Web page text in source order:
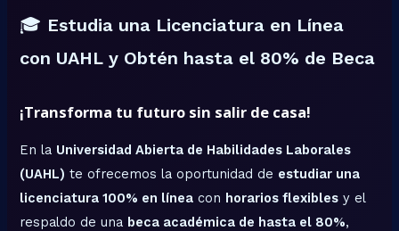
🎓 Estudia una Licenciatura en Línea
con UAHL y Obtén hasta el 80% de Beca
¡Transforma tu futuro sin salir de casa!
En la Universidad Abierta de Habilidades Laborales
(UAHL) te ofrecemos la oportunidad de estudiar una
licenciatura 100% en línea con horarios flexibles y el
respaldo de una beca académica de hasta el 80%,